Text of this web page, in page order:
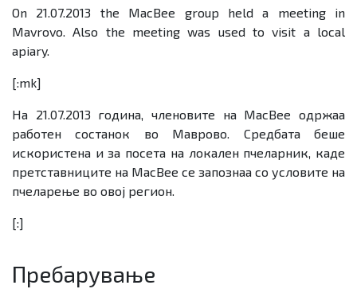
On 21.07.2013 the MacBee group held a meeting in
Mavrovo. Also the meeting was used to visit a local
apiary.
[:mk]
На 21.07.2013 година, членовите на MacBeeодржаа
работен состанок во Маврово. Средбата беше
искористена и за посета на локален пчеларник, каде
претставниците на MacBee се запознаа со условите на
пчеларење во овој регион.
[:]
Пребарување